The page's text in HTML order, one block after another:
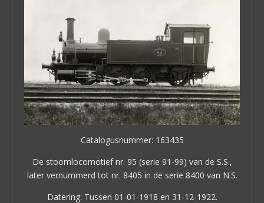
Catalogusnummer: 163435
De stoomlocomotief nr. 95 (serie 91-99) van de S.S.,
later vernummerd tot nr. 8405 in de serie 8400 van N.S.
Datering: Tussen 01-01-1918 en 31-12-1922.